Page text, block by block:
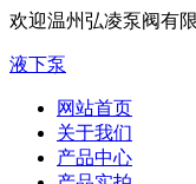
欢迎温州弘凌泵阀有
液下泵
网站首页
关于我们
产品中心